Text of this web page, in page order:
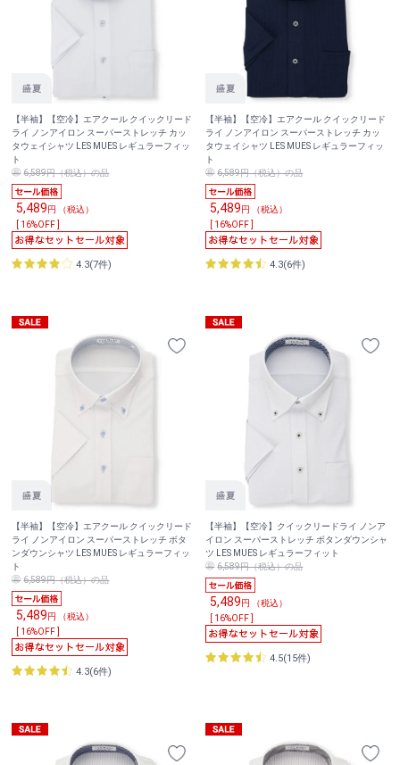
【半袖】【空冷】エアクール クイックリード
ライ ノンアイロン スーパーストレッチ カッ
タウェイシャツ LES MUES レギュラーフィッ
ト
6,589円（税込）の品
5,489円 （税込）
[ 16%OFF ]
4.3(7件)
【半袖】【空冷】エアクール クイックリード
ライ ノンアイロン スーパーストレッチ カッ
タウェイシャツ LES MUES レギュラーフィッ
ト
6,589円（税込）の品
5,489円 （税込）
[ 16%OFF ]
4.3(6件)
【半袖】【空冷】エアクール クイックリード
ライ ノンアイロン スーパーストレッチ ボタ
ンダウンシャツ LES MUES レギュラーフィッ
ト
6,589円（税込）の品
5,489円 （税込）
[ 16%OFF ]
4.3(6件)
【半袖】【空冷】クイックリードライ ノンア
イロン スーパーストレッチ ボタンダウンシャ
ツ LES MUES レギュラーフィット
6,589円（税込）の品
5,489円 （税込）
[ 16%OFF ]
4.5(15件)